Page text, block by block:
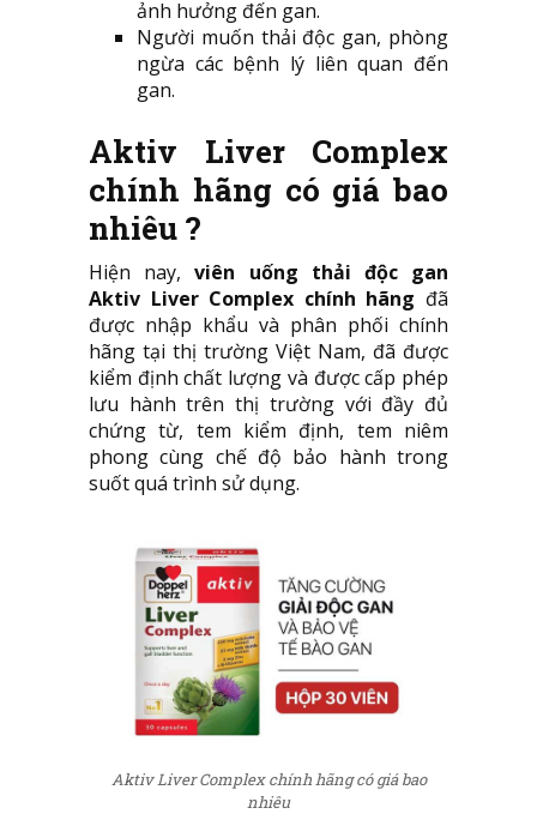
ảnh hưởng đến gan.
Người muốn thải độc gan, phòng
ngừa các bệnh lý liên quan đến
gan.
Aktiv Liver Complex
chính hãng có giá bao
nhiêu ?
Hiện nay,viên uống thải độc gan
Aktiv Liver Complex chính hãng đã
được nhập khẩu và phân phối chính
hãng tại thị trường Việt Nam, đã được
kiểm định chất lượng và được cấp phép
lưu hành trên thị trường với đầy đủ
chứng từ, tem kiểm định, tem niêm
phong cùng chế độ bảo hành trong
suốt quá trình sử dụng.
Aktiv Liver Complex chính hãng có giá bao
nhiêu